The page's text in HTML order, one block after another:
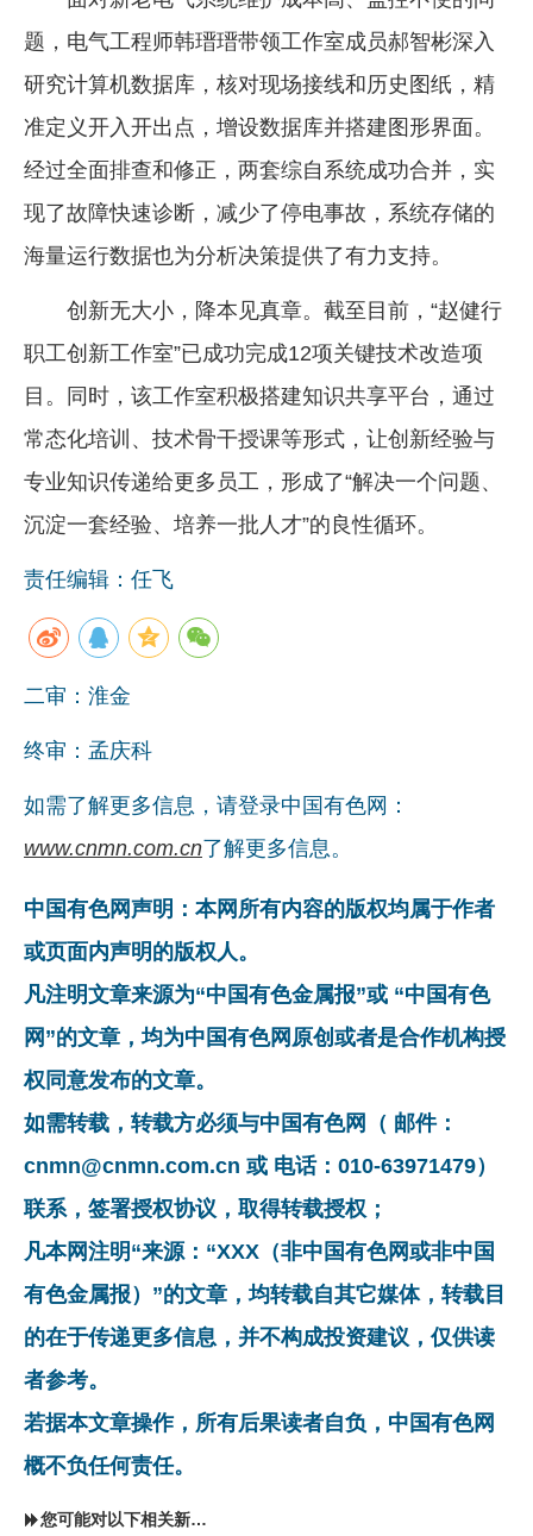
题，电气工程师韩瑨瑨带领工作室成员郝智彬深入
研究计算机数据库，核对现场接线和历史图纸，精
准定义开入开出点，增设数据库并搭建图形界面。
经过全面排查和修正，两套综自系统成功合并，实
现了故障快速诊断，减少了停电事故，系统存储的
海量运行数据也为分析决策提供了有力支持。
创新无大小，降本见真章。截至目前，“赵健行
职工创新工作室”已成功完成12项关键技术改造项
目。同时，该工作室积极搭建知识共享平台，通过
常态化培训、技术骨干授课等形式，让创新经验与
专业知识传递给更多员工，形成了“解决一个问题、
沉淀一套经验、培养一批人才”的良性循环。
责任编辑：任飞
二审：淮金
终审：孟庆科
如需了解更多信息，请登录中国有色网：
www.cnmn.com.cn了解更多信息。
中国有色网声明：本网所有内容的版权均属于作者
或页面内声明的版权人。
凡注明文章来源为“中国有色金属报”或 “中国有色
网”的文章，均为中国有色网原创或者是合作机构授
权同意发布的文章。
如需转载，转载方必须与中国有色网（ 邮件：
cnmn@cnmn.com.cn 或 电话：010-63971479）
联系，签署授权协议，取得转载授权；
凡本网注明“来源：“XXX（非中国有色网或非中国
有色金属报）”的文章，均转载自其它媒体，转载目
的在于传递更多信息，并不构成投资建议，仅供读
者参考。
若据本文章操作，所有后果读者自负，中国有色网
概不负任何责任。
您可能对以下相关新闻同样感兴趣